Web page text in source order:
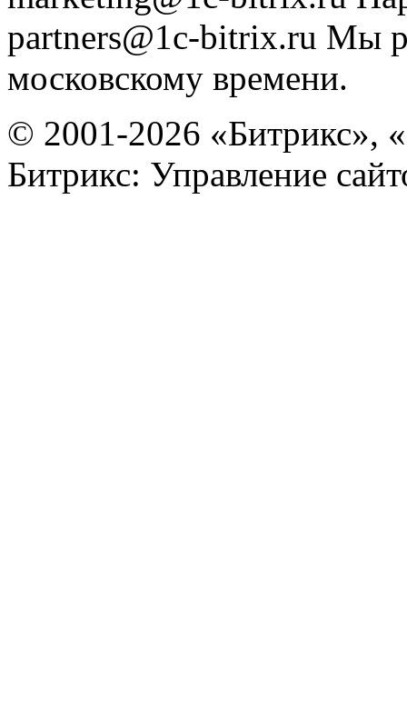
partners@1c-bitrix.ru Мы
московскому времени.
© 2001-2026 «Битрикс»,
Битрикс: Управление